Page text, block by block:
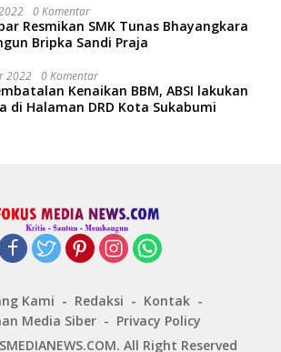
0 Komentar
Resmikan SMK Tunas Bhayangkara
Bripka Sandi Praja
2022 0 Komentar
Kenaikan BBM, ABSI lakukan
di Halaman DRD Kota Sukabumi
Kami Redaksi
Kontak
Media Siber
Privacy Policy
All Right Reserved